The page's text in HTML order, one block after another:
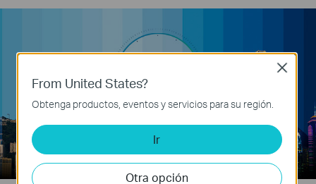
15
From United States?
Obtenga productos, eventos y servicios para su región.
Ir
Otra opción
Close